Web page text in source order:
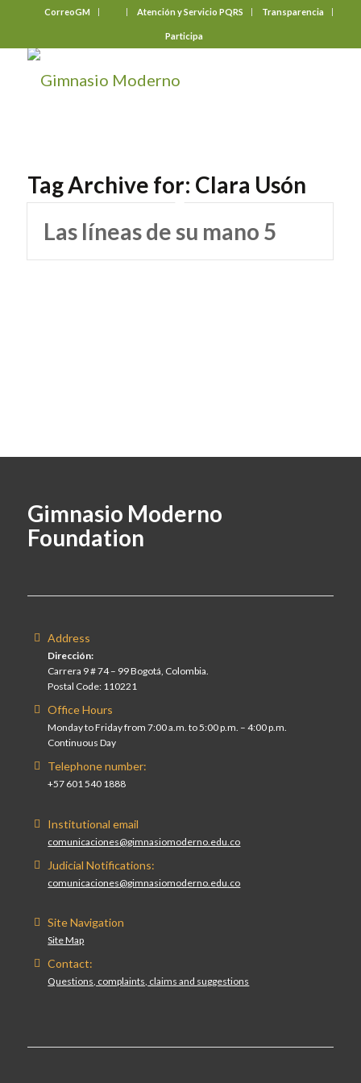
CorreoGM Atención y Servicio PQRS Transparencia
Participa
Tag Archive for: Clara Usón
Las líneas de su mano 5
Gimnasio Moderno
Foundation
Address
Dirección:
Carrera 9 # 74 – 99 Bogotá, Colombia.
Postal Code: 110221
Office Hours
Monday to Friday from 7:00 a.m. to 5:00 p.m. – 4:00 p.m.
Continuous Day
Telephone number:
+57 601 540 1888
Institutional email
comunicaciones@gimnasiomoderno.edu.co
Judicial Notifications:
comunicaciones@gimnasiomoderno.edu.co
Site Navigation
Site Map
Contact:
Questions, complaints, claims and suggestions